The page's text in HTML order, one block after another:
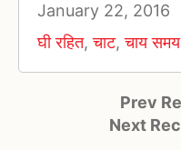
January 22, 2016
घी रहित,चाट,चाय समय
Prev
Next